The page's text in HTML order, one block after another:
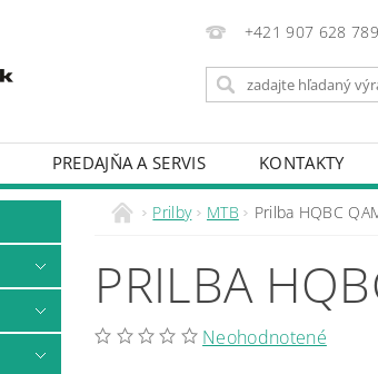
+421 907 628 789
PREDAJŇA A SERVIS KONTAKTY
Prilby MTB Prilba HQBC
PRILBA
Neohodnotené